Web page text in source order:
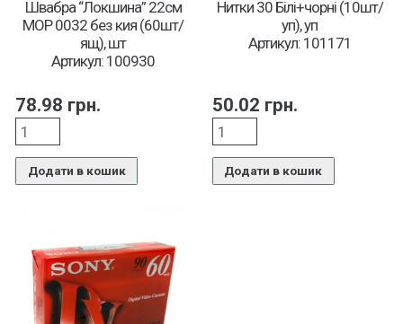
Швабра “Локшина” 22см
MOP 0032 без кия (60шт/
ящ), шт
Артикул: 100930
78.98 грн.
Додати в кошик
Нитки 30 Білі+чорні (10шт/
уп), уп
Артикул: 101171
50.02 грн.
Додати в кошик